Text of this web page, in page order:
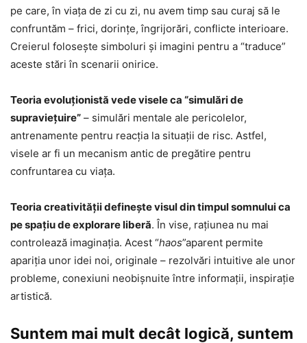
pe care, în viața de zi cu zi, nu avem timp sau curaj să le
confruntăm – frici, dorinţe, îngrijorări, conflicte interioare.
Creierul folosește simboluri și imagini pentru a “traduce”
aceste stări în scenarii onirice.
Teoria evoluționistă vede visele ca “simulări de
supraviețuire” – simulări mentale ale pericolelor,
antrenamente pentru reacția la situații de risc. Astfel,
visele ar fi un mecanism antic de pregătire pentru
confruntarea cu viața.
Teoria creativității defineşte visul din timpul somnului ca
pe spațiu de explorare liberă. În vise, rațiunea nu mai
controlează imaginația. Acest “haos”aparent permite
apariția unor idei noi, originale – rezolvări intuitive ale unor
probleme, conexiuni neobișnuite între informații, inspirație
artistică.
Suntem mai mult decât logică, suntem